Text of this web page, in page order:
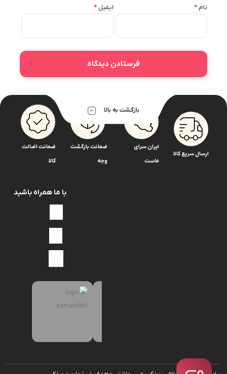
نام * ایمیل*
بازگشت به بالا
ارسال سریع کالا
ایران سرای
ماست
ضمانت بازگشت
وجه
ضمانت اضالت
کالا
با ما همراه باشید